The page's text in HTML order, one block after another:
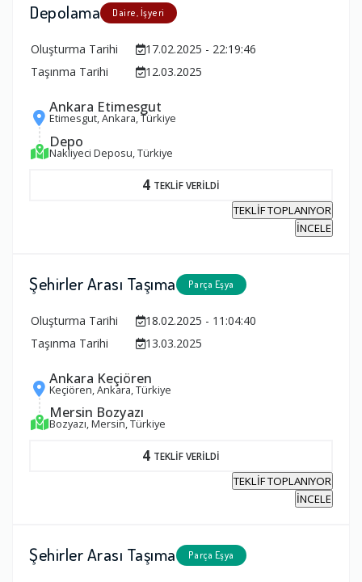
Depolama Daire, İşyeri
Oluşturma Tarihi
17.02.2025 - 22:19:46
Taşınma Tarihi
12.03.2025
Ankara Etimesgut
Etimesgut, Ankara, Türkiye
Depo
Nakliyeci Deposu, Türkiye
4 TEKLİF VERİLDİ
TEKLİF TOPLANIYOR
İNCELE
Şehirler Arası Taşıma Parça Eşya
Oluşturma Tarihi
18.02.2025 - 11:04:40
Taşınma Tarihi
13.03.2025
Ankara Keçiören
Keçiören, Ankara, Türkiye
Mersin Bozyazı
Bozyazı, Mersin, Türkiye
4 TEKLİF VERİLDİ
TEKLİF TOPLANIYOR
İNCELE
Şehirler Arası Taşıma Parça Eşya